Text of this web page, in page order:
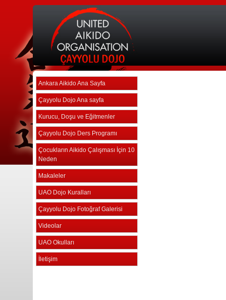
Ankara Aikido Ana Sayfa
Çayyolu Dojo Ana sayfa
Kurucu, Doşu ve Eğitmenler
Çayyolu Dojo Ders Programı
Çocukların Aikido Çalışması İçin 10
Neden
Makaleler
UAO Dojo Kuralları
Çayyolu Dojo Fotoğraf Galerisi
Videolar
UAO Okulları
İletişim